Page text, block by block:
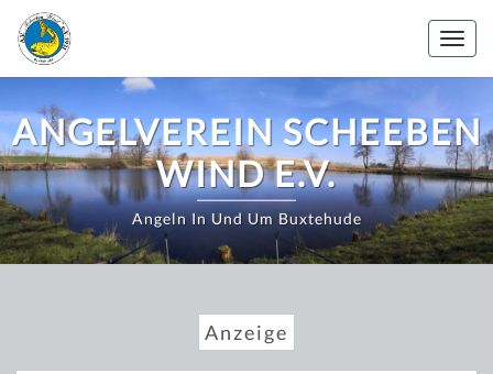
Zum
Inhalt
springen
ANGELVEREIN SCHEEBEN
WIND E.V.
Angeln In Und Um Buxtehude
Anzeige